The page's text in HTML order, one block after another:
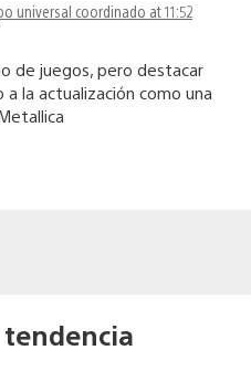
universal coordinado at 11:52
de juegos, pero destacar
la actualización como una